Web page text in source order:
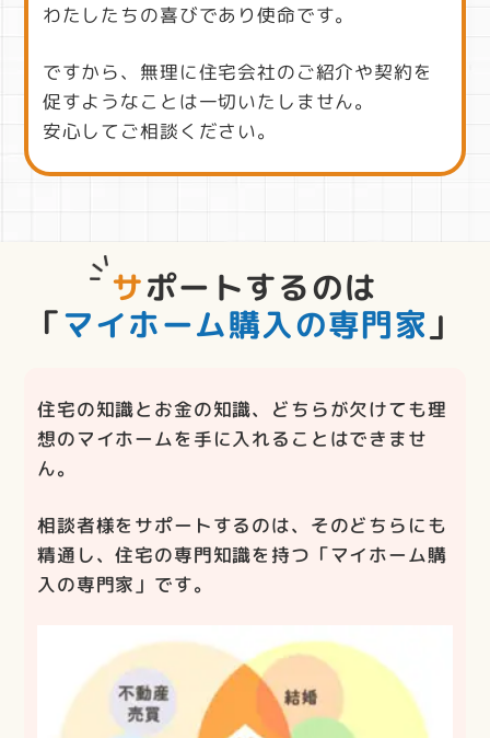
わたしたちの喜びであり使命です。
ですから、無理に住宅会社のご紹介や契約を
促すようなことは一切いたしません。
安心してご相談ください。
サポートするのは
「マイホーム購入の専門家 」
住宅の知識とお金の知識、どちらが欠けても理
想のマイホームを手に入れることはできませ
ん。
相談者様をサポートするのは、そのどちらにも
精通し、住宅の専門知識を持つ「マイホーム購
入の専門家」です。